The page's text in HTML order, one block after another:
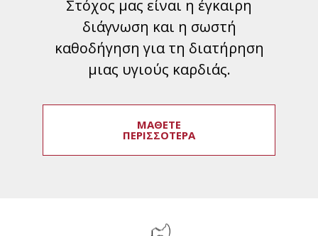
Στόχος μας είναι η έγκαιρη
διάγνωση και η σωστή
καθοδήγηση για τη διατήρηση
μιας υγιούς καρδιάς.
ΜΑΘΕΤΕ
ΠΕΡΙΣΣΟΤΕΡΑ